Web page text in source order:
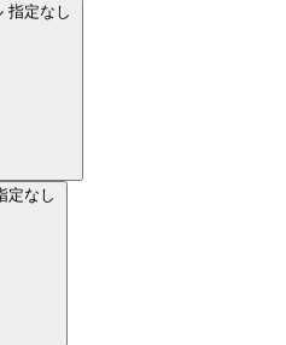
指定なし
定なし